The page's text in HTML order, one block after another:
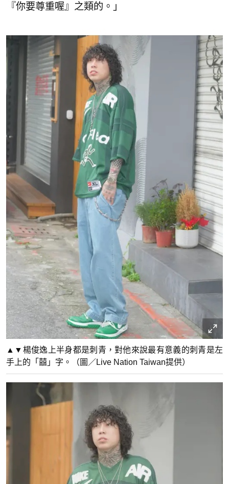
『你要尊重喔』之類的。」
▲▼楊俊逸上半身都是刺青，對他來說最有意義的刺青是左
手上的「囍」字。（圖／Live Nation Taiwan提供）